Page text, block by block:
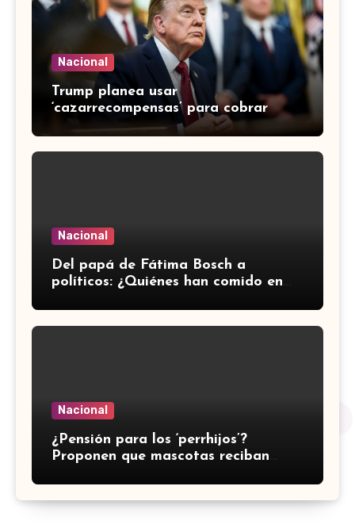
Nacional
Trump planea usar
‘cazarrecompensas’ para cobrar
multas a migrantes deportados,
Nacional
⁠Del papá de Fátima Bosch a
políticos: ¿Quiénes han comido en
Nacional
¿Pensión para los ‘perrhijos’?
Proponen que mascotas reciban
CDMX